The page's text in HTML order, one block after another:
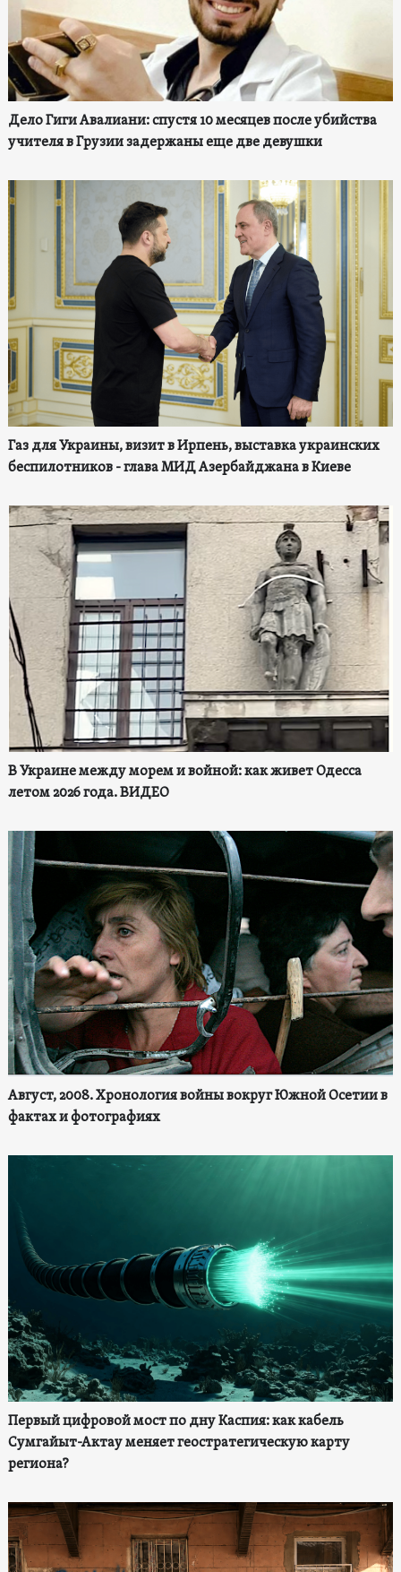
Дело Гиги Авалиани: спустя 10 месяцев после убийства
учителя в Грузии задержаны еще две девушки
Газ для Украины, визит в Ирпень, выставка украинских
беспилотников - глава МИД Азербайджана в Киеве
В Украине между морем и войной: как живет Одесса
летом 2026 года. ВИДЕО
Август, 2008. Хронология войны вокруг Южной Осетии в
фактах и фотографиях
Первый цифровой мост по дну Каспия: как кабель
Сумгайыт-Актау меняет геостратегическую карту
региона?